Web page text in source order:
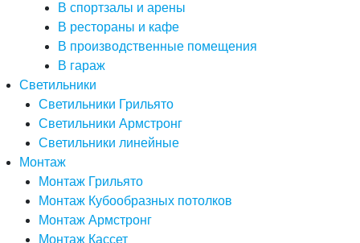
В спортзалы и арены
В рестораны и кафе
В производственные помещения
В гараж
Светильники
Светильники Грильято
Светильники Армстронг
Светильники линейные
Монтаж
Монтаж Грильято
Монтаж Кубообразных потолков
Монтаж Армстронг
Монтаж Кассет